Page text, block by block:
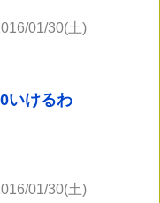
01/30(土)
いけるわ
01/30(土)